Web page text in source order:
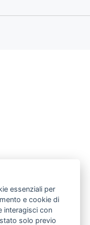
essenziali per
e cookie di
interagisci con
solo previo